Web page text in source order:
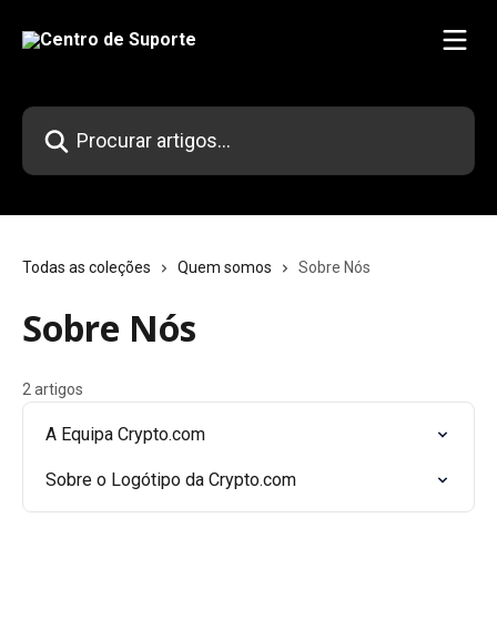
Procurar artigos...
Todas as coleções Quem somos Sobre Nós
Sobre Nós
2 artigos
A Equipa Crypto.com
Sobre o Logótipo da Crypto.com